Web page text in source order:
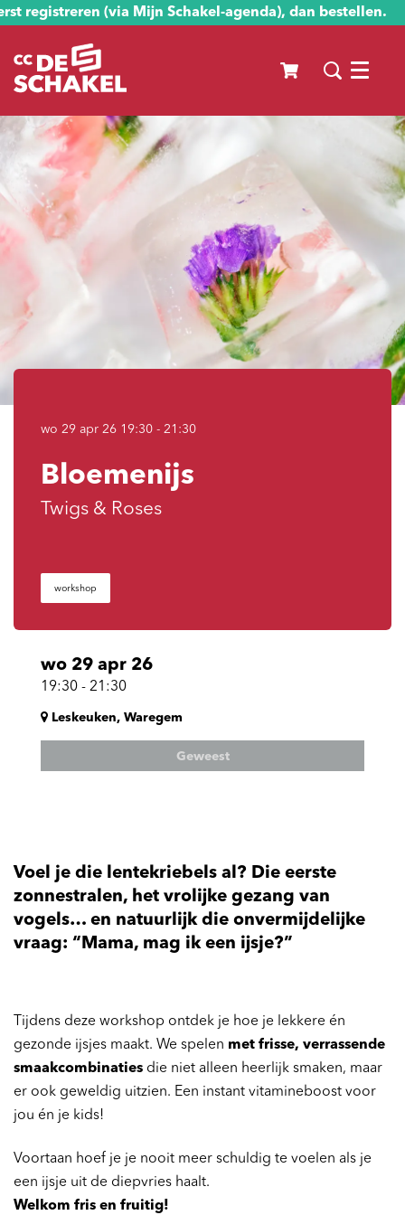
registreren (via Mijn Schakel-agenda), dan bestellen.
Menu
Bloemenijs
Twigs & Roses
wo 29 apr 26 19:30 - 21:30
workshop
wo 29 apr 26
19:30 - 21:30
Leskeuken, Waregem
Geweest
Voel je die lentekriebels al? Die eerste
zonnestralen, het vrolijke gezang van
vogels… en natuurlijk die onvermijdelijke
vraag: “Mama, mag ik een ijsje?”
Tijdens deze workshop ontdek je hoe je lekkere én
gezonde ijsjes maakt. We spelen met frisse, verrassende
smaakcombinaties die niet alleen heerlijk smaken, maar
er ook geweldig uitzien. Een instant vitamineboost voor
jou én je kids!
Voortaan hoef je je nooit meer schuldig te voelen als je
een ijsje uit de diepvries haalt.
Welkom fris en fruitig!